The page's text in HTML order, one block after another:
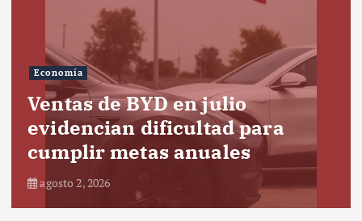
Economía
Ventas de BYD en julio
evidencian dificultad para
cumplir metas anuales
agosto 2, 2026